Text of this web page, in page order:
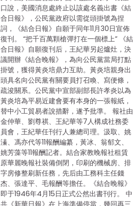
口說，美國消息處終止以該處名義出書《結
合日報》，公民黨政府以需從頭掛號為捏
詞，《結合日報》自願于同年11月30日宣佈
復刊。 “把千百萬顆槍彈打在一個標上” 《結
合日報》自願復刊后，王紀華另起爐灶，決
議開辦《結合晚報》，為向公民黨當局打點
掛號，獲得黃炎培鼎力互助。黃炎培親身出
頭具名向公民黨有關要員打召喚、寫便條，
疏浚關系。公民黨中宣部副部長許孝炎以為
黃炎培為平易近建會要有本身的一張報紙，
替中小工貿易者說措辭，遂予批準。 報社由
金仲華、劉尊祺、王紀華等7人構成社務委
員會，王紀華任刊行人兼總司理。汲取、姚
溱、馮亦代等11報酬編纂，黃冰、翁郁文、
姚芳藻等11報酬記者。結合家教晚報社租賃
原華麗晚報社裝備倒閉，印刷的機械房、排
字房修整刷新任務，先后由工務科主任錢
杰、張達平、毛報酬等擔任。《結合晚報》
即于1946年4月15日正式公然出書刊行。 中